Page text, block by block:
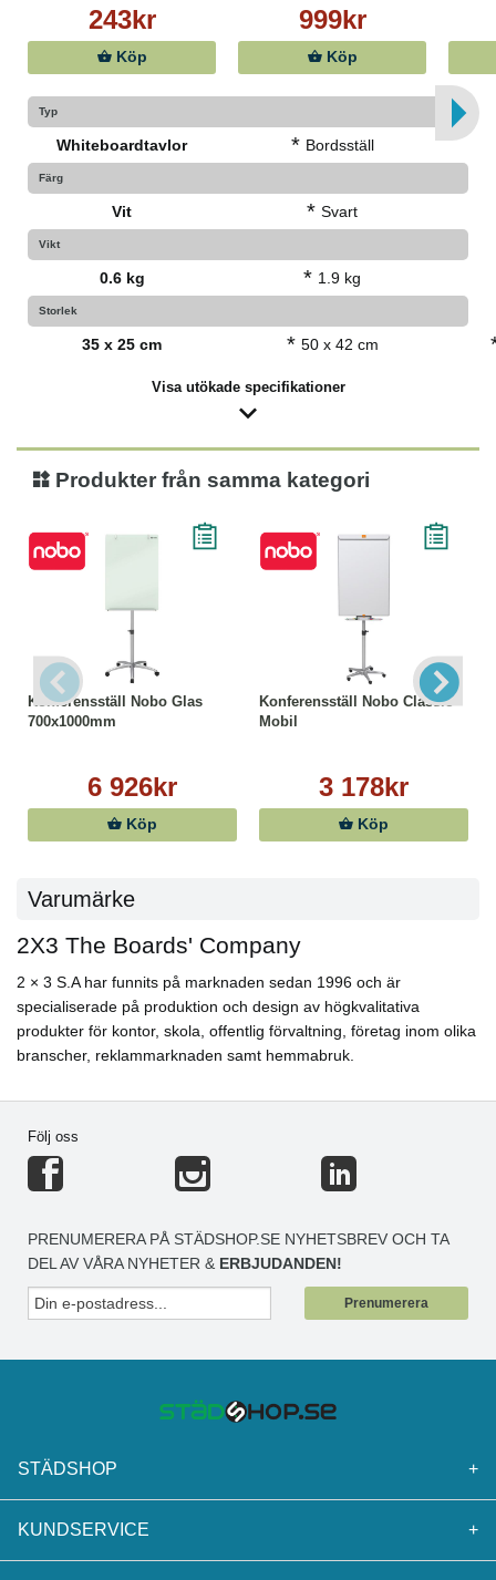
243kr
Köp
999kr
Köp
Typ
Whiteboardtavlor * Bordsställ
Färg
Vit * Svart
Vikt
0.6 kg * 1.9 kg
Storlek
35 x 25 cm * 50 x 42 cm
Visa utökade specifikationer
Produkter från samma kategori
Konferensställ Nobo Glas
700x1000mm
6 926kr
Köp
Konferensställ Nobo Classic
Mobil
3 178kr
Köp
Varumärke
2X3 The Boards' Company
2 × 3 S.A har funnits på marknaden sedan 1996 och är
specialiserade på produktion och design av högkvalitativa
produkter för kontor, skola, offentlig förvaltning, företag inom olika
branscher, reklammarknaden samt hemmabruk.
Följ oss
PRENUMERERA PÅ STÄDSHOP.SE NYHETSBREV OCH TA
DEL AV VÅRA NYHETER & ERBJUDANDEN!
Prenumerera
STÄDSHOP +
KUNDSERVICE +